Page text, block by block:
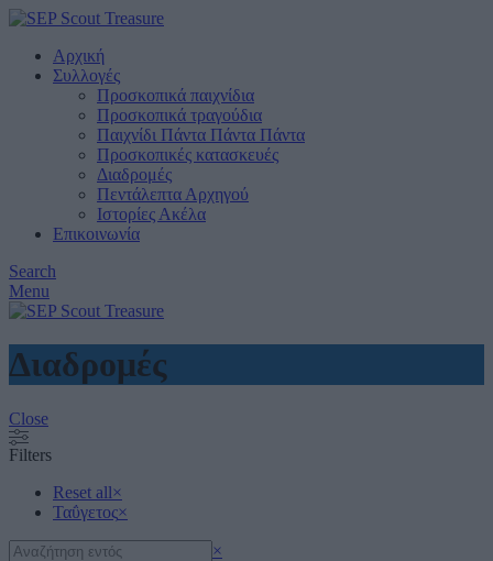
Αρχική
Συλλογές
Προσκοπικά παιχνίδια
Προσκοπικά τραγούδια
Παιχνίδι Πάντα Πάντα Πάντα
Προσκοπικές κατασκευές
Διαδρομές
Πεντάλεπτα Αρχηγού
Ιστορίες Ακέλα
Επικοινωνία
Search
Menu
Διαδρομές
Close
Filters
Reset all×
Ταΰγετος×
Search
×